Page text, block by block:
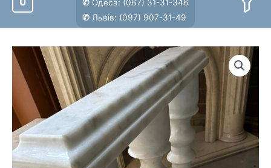
✆ Одеса: (067) 31-31-346
✆ Львів: (097) 907-31-49